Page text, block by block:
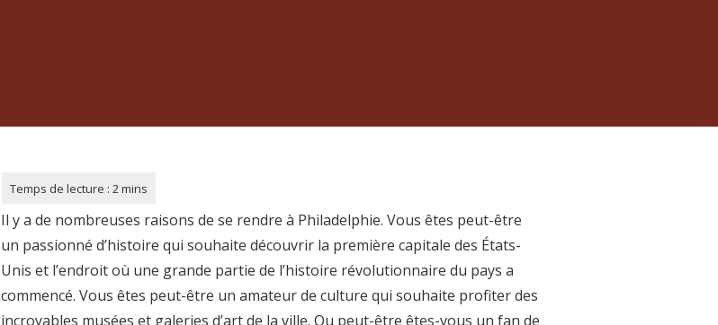
Il y a de nombreuses raisons de se rendre à Philadelphie. Vous êtes peut-être
un passionné d’histoire qui souhaite découvrir la première capitale des États-
Unis et l’endroit où une grande partie de l’histoire révolutionnaire du pays a
commencé. Vous êtes peut-être un amateur de culture qui souhaite profiter des
incroyables musées et galeries d’art de la ville. Ou peut-être êtes-vous un fan de